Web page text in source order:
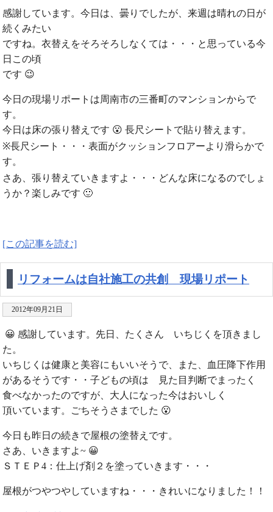
感謝しています。今日は、曇りでしたが、来週は晴れの日が
続くみたい
ですね。衣替えをそろそろしなくては・・・と思っている今
日この頃
です 😉
今日の現場リポートは周南市の三番町のマンションからで
す。
今日は床の張り替えです 😮 長尺シートで貼り替えます。
※長尺シート・・・表面がクッションフロアーより滑らかで
す。
さあ、張り替えていきますよ・・・どんな床になるのでしょ
うか？楽しみです 🙂
[この記事を読む]
リフォームは自社施工の共創 現場リポート
2012年09月21日
😀 感謝しています。先日、たくさん いちじくを頂きまし
た。
いちじくは健康と美容にもいいそうで、また、血圧降下作用
があるそうです・・子どもの頃は 見た目判断でまったく
食べなかったのですが、大人になった今はおいしく
頂いています。ごちそうさまでした 😮
今日も昨日の続きで屋根の塗替えです。
さあ、いきますよ~ 😀
ＳＴＥＰ4：仕上げ剤２を塗っていきます・・・
屋根がつやつやしていますね・・・きれいになりました！！